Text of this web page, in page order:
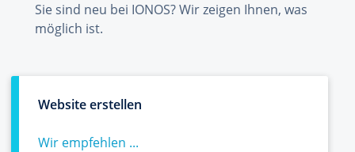
Sie sind neu bei IONOS? Wir zeigen Ihnen, was
möglich ist.
Website erstellen
Wir empfehlen ...